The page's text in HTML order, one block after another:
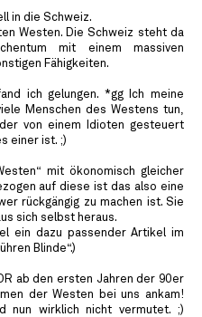
in die Schweiz.
Westen. Die Schweiz steht da
mit einem massiven
Fähigkeiten.
ich gelungen. *gg Ich meine
Menschen des Westens tun,
von einem Idioten gesteuert
einer ist. ;)
mit ökonomisch gleicher
auf diese ist das also eine
rückgängig zu machen ist. Sie
sich selbst heraus.
ein dazu passender Artikel im
Blinde“.)
ab den ersten Jahren der 90er
der Westen bei uns ankam!
nun wirklich nicht vermutet. ;)